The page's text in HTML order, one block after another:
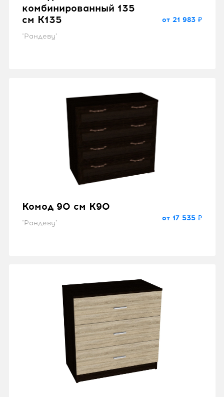
комбинированный 135
см K135
"Рандеву"
от 21 983 ₽
Комод 90 см K90
"Рандеву"
от 17 535 ₽